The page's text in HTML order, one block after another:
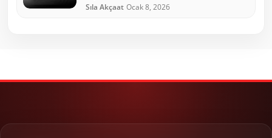
Sıla Akçaat Ocak 8, 2026